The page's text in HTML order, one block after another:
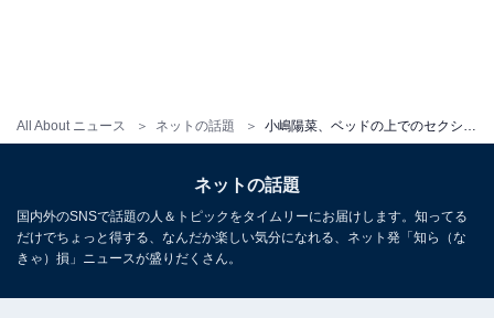
All About ニュース ネットの話題
ネットの話題
国内外のSNSで話題の人＆トピックをタイムリーにお届けします。知ってる
だけでちょっと得する、なんだか楽しい気分になれる、ネット発「知ら（な
きゃ）損」ニュースが盛りだくさん。